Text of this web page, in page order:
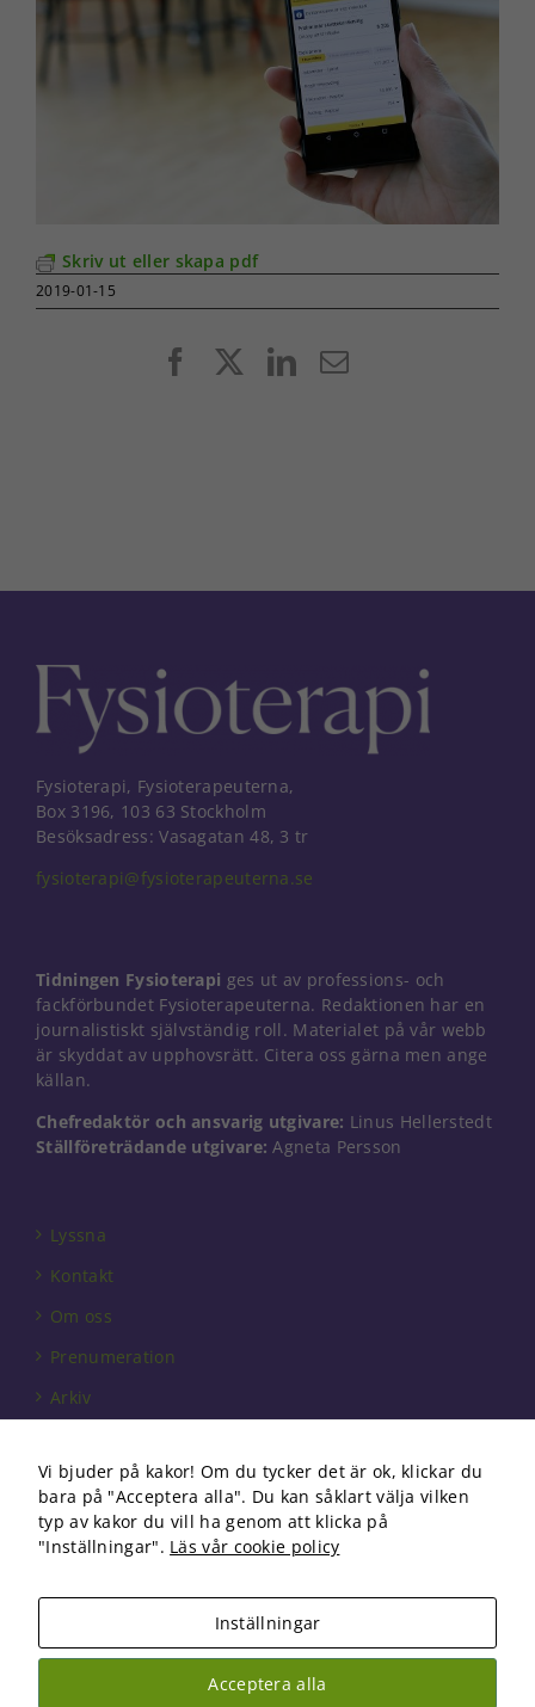
Skriv ut eller skapa pdf
2019-01-15
FacebookLinkedIn
E-
Fysioterapi, Fysioterapeuterna,
Box 3196, 103 63 Stockholm
Besöksadress: Vasagatan 48, 3 tr
fysioterapi@fysioterapeuterna.se
Tidningen Fysioterapi ges ut av professions- och
fackförbundet Fysioterapeuterna. Redaktionen har en
journalistiskt självständig roll. Materialet på vår webb
är skyddat av upphovsrätt. Citera oss gärna men ange
källan.
Chefredaktör och ansvarig utgivare: Linus Hellerstedt
Ställföreträdande utgivare: Agneta Persson
Lyssna
Kontakt
Om oss
Prenumeration
Arkiv
Förbundet
Om cookies
Copyright 2026 Fysioterapi | All Rights Reserved
Vi bjuder på kakor! Om du tycker det är ok, klickar du
bara på "Acceptera alla". Du kan såklart välja vilken
typ av kakor du vill ha genom att klicka på
"Inställningar". Läs vår cookie policy
Inställningar
Acceptera alla
Dessa kakor
går inte att
funktionalitet
och
uppbyggnad,
baserat på
hemsidan
används.
Upplevelse